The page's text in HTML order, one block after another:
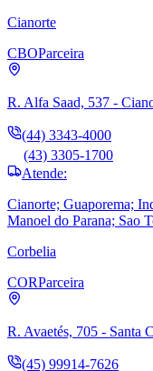
Cianorte
CBOParceira
R. Alfa Saad, 537 -
(44) 3343-4000
(43) 3305-1700
Atende:
Cianorte; Guaporema;
Manoel do Parana; Sao
Corbelia
CORParceira
R. Avaetés, 705 - Santa
(45) 99914-7626